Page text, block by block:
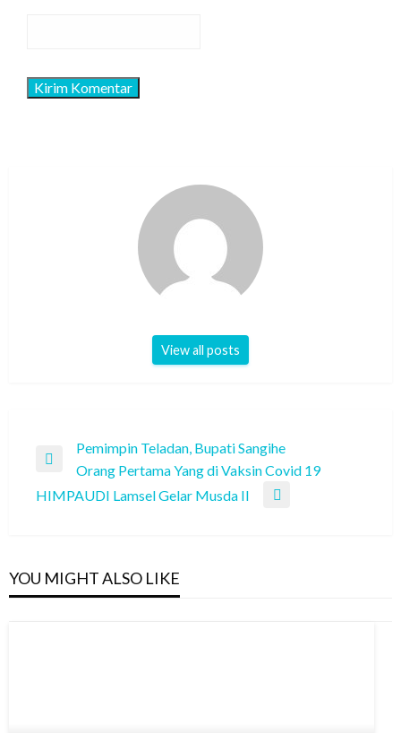
View all posts
Navigasi
Previous
Post
Pemimpin Teladan, Bupati Sangihe
Orang Pertama Yang di Vaksin Covid 19
Next
HIMPAUDI Lamsel Gelar Musda II
YOU MIGHT ALSO LIKE